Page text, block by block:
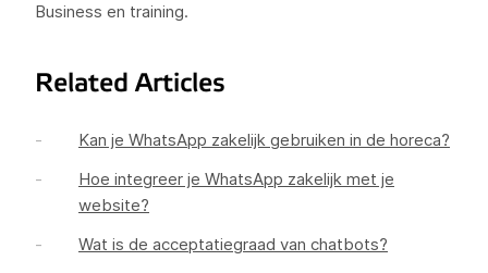
Business en training.
Related Articles
Kan je WhatsApp zakelijk gebruiken in de horeca?
Hoe integreer je WhatsApp zakelijk met je
website?
Wat is de acceptatiegraad van chatbots?